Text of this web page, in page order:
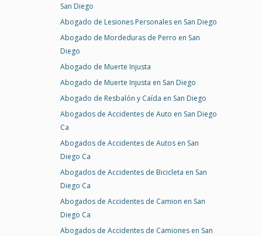
San Diego
Abogado de Lesiones Personales en San Diego
Abogado de Mordeduras de Perro en San
Diego
Abogado de Muerte Injusta
Abogado de Muerte Injusta en San Diego
Abogado de Resbalón y Caída en San Diego
Abogados de Accidentes de Auto en San Diego
Ca
Abogados de Accidentes de Autos en San
Diego Ca
Abogados de Accidentes de Bicicleta en San
Diego Ca
Abogados de Accidentes de Camion en San
Diego Ca
Abogados de Accidentes de Camiones en San